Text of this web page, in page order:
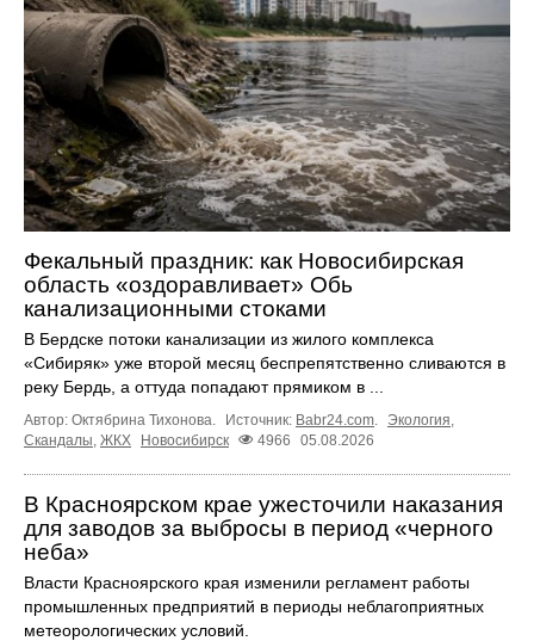
Фекальный праздник: как Новосибирская
область «оздоравливает» Обь
канализационными стоками
В Бердске потоки канализации из жилого комплекса
«Сибиряк» уже второй месяц беспрепятственно сливаются в
реку Бердь, а оттуда попадают прямиком в ...
Автор: Октябрина Тихонова. Источник: Babr24.com. Экология,
Скандалы, ЖКХ Новосибирск 4966 05.08.2026
В Красноярском крае ужесточили наказания
для заводов за выбросы в период «черного
неба»
Власти Красноярского края изменили регламент работы
промышленных предприятий в периоды неблагоприятных
метеорологических условий.